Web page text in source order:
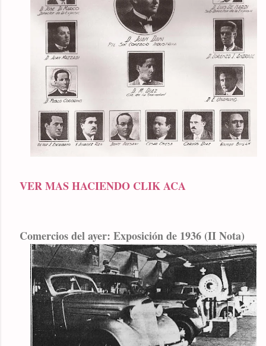
VER MAS HACIENDO CLIK ACA
Comercios del ayer: Exposición de 1936 (II Nota)